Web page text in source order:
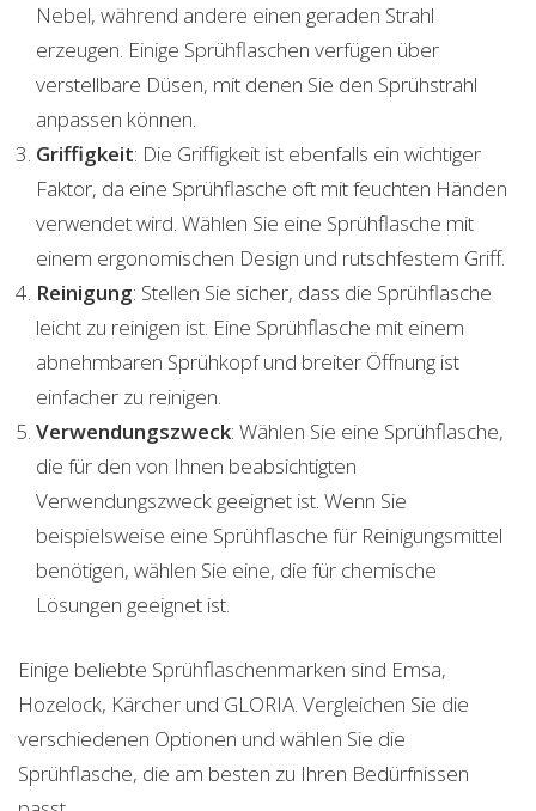
Nebel, während andere einen geraden Strahl
erzeugen. Einige Sprühflaschen verfügen über
verstellbare Düsen, mit denen Sie den Sprühstrahl
anpassen können.
Griffigkeit: Die Griffigkeit ist ebenfalls ein wichtiger
Faktor, da eine Sprühflasche oft mit feuchten Händen
verwendet wird. Wählen Sie eine Sprühflasche mit
einem ergonomischen Design und rutschfestem Griff.
Reinigung: Stellen Sie sicher, dass die Sprühflasche
leicht zu reinigen ist. Eine Sprühflasche mit einem
abnehmbaren Sprühkopf und breiter Öffnung ist
einfacher zu reinigen.
Verwendungszweck: Wählen Sie eine Sprühflasche,
die für den von Ihnen beabsichtigten
Verwendungszweck geeignet ist. Wenn Sie
beispielsweise eine Sprühflasche für Reinigungsmittel
benötigen, wählen Sie eine, die für chemische
Lösungen geeignet ist.
Einige beliebte Sprühflaschenmarken sind Emsa,
Hozelock, Kärcher und GLORIA. Vergleichen Sie die
verschiedenen Optionen und wählen Sie die
Sprühflasche, die am besten zu Ihren Bedürfnissen